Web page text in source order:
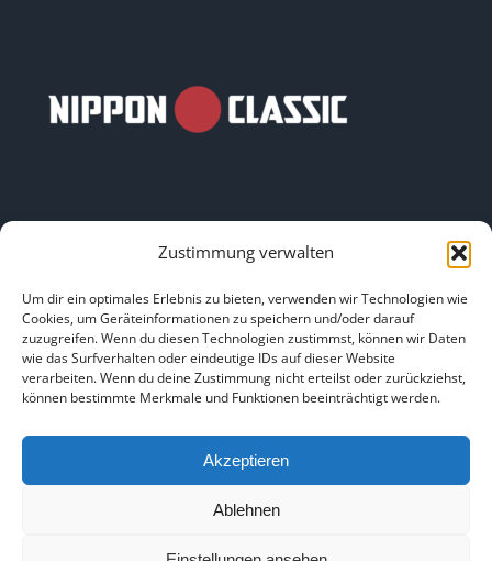
Zustimmung verwalten
Um dir ein optimales Erlebnis zu bieten, verwenden wir Technologien wie
Cookies, um Geräteinformationen zu speichern und/oder darauf
zuzugreifen. Wenn du diesen Technologien zustimmst, können wir Daten
wie das Surfverhalten oder eindeutige IDs auf dieser Website
verarbeiten. Wenn du deine Zustimmung nicht erteilst oder zurückziehst,
können bestimmte Merkmale und Funktionen beeinträchtigt werden.
Akzeptieren
Ablehnen
HOME|ÜBER UNS| IMPRESSUM |DATENSCHUTZ
BILDNACHWEISE
Copyright 2025